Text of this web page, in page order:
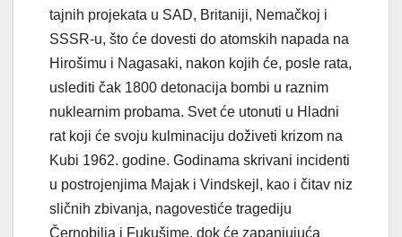
tajnih projekata u SAD, Britaniji, Nemačkoj i
SSSR-u, što će dovesti do atomskih napada na
Hirošimu i Nagasaki, nakon kojih će, posle rata,
uslediti čak 1800 detonacija bombi u raznim
nuklearnim probama. Svet će utonuti u Hladni
rat koji će svoju kulminaciju doživeti krizom na
Kubi 1962. godine. Godinama skrivani incidenti
u postrojenjima Majak i Vindskejl, kao i čitav niz
sličnih zbivanja, nagovestiće tragediju
Černobilja i Fukušime, dok će zapanjujuća